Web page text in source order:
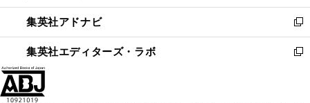
開
く
ウ
で
開
く
ン
ド
ウ
で
ウ
ィ
ン
ド
集英社アドナビ
新
し
い
集英社エディターズ・ラボ
新